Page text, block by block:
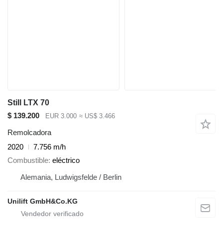
Still LTX 70
$ 139.200
EUR 3.000 ≈ US$ 3.466
Remolcadora
2020
7.756 m/h
Combustible eléctrico
Alemania, Ludwigsfelde / Berlin
Unilift GmbH&Co.KG